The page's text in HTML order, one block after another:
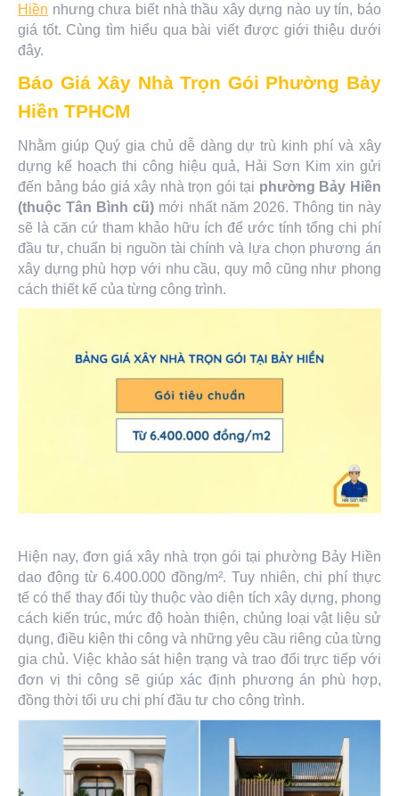
Hiền nhưng chưa biết nhà thầu xây dựng nào uy tín, báo
giá tốt. Cùng tìm hiểu qua bài viết được giới thiệu dưới
đây.
Báo Giá Xây Nhà Trọn Gói Phường Bảy
Hiền TPHCM
Nhằm giúp Quý gia chủ dễ dàng dự trù kinh phí và xây
dựng kế hoạch thi công hiệu quả, Hải Sơn Kim xin gửi
đến bảng báo giá xây nhà trọn gói tại phường Bảy Hiền
(thuộc Tân Bình cũ) mới nhất năm 2026. Thông tin này
sẽ là căn cứ tham khảo hữu ích để ước tính tổng chi phí
đầu tư, chuẩn bị nguồn tài chính và lựa chọn phương án
xây dựng phù hợp với nhu cầu, quy mô cũng như phong
cách thiết kế của từng công trình.
Hiện nay, đơn giá xây nhà trọn gói tại phường Bảy Hiền
dao động từ 6.400.000 đồng/m². Tuy nhiên, chi phí thực
tế có thể thay đổi tùy thuộc vào diện tích xây dựng, phong
cách kiến trúc, mức độ hoàn thiện, chủng loại vật liệu sử
dụng, điều kiện thi công và những yêu cầu riêng của từng
gia chủ. Việc khảo sát hiện trạng và trao đổi trực tiếp với
đơn vị thi công sẽ giúp xác định phương án phù hợp,
đồng thời tối ưu chi phí đầu tư cho công trình.